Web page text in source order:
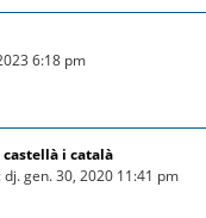
6:18 pm
castellà i català
dj. gen. 30, 2020 11:41 pm